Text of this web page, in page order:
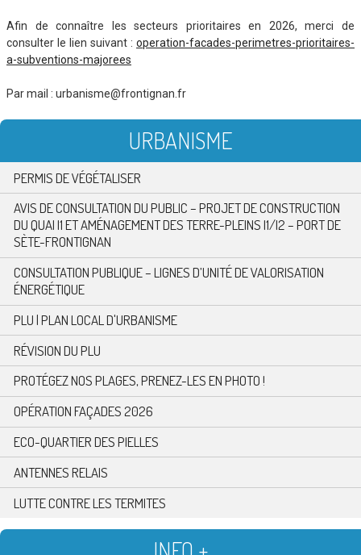
Afin de connaître les secteurs prioritaires en 2026, merci de
consulter le lien suivant : operation-facades-perimetres-prioritaires-
a-subventions-majorees
Par mail : urbanisme@frontignan.fr
URBANISME
PERMIS DE VÉGÉTALISER
AVIS DE CONSULTATION DU PUBLIC – PROJET DE CONSTRUCTION
DU QUAI I1 ET AMÉNAGEMENT DES TERRE-PLEINS I1/I2 – PORT DE
SÈTE-FRONTIGNAN
CONSULTATION PUBLIQUE – LIGNES D’UNITÉ DE VALORISATION
ÉNERGÉTIQUE
PLU | PLAN LOCAL D'URBANISME
RÉVISION DU PLU
PROTÉGEZ NOS PLAGES, PRENEZ-LES EN PHOTO !
OPÉRATION FAÇADES 2026
ECO-QUARTIER DES PIELLES
ANTENNES RELAIS
LUTTE CONTRE LES TERMITES